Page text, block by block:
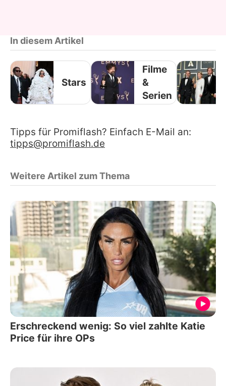
In diesem Artikel
Stars
Filme
&
Serien
Tipps für Promiflash? Einfach E-Mail an:
tipps@promiflash.de
Weitere Artikel zum Thema
Erschreckend wenig: So viel zahlte Katie
Price für ihre OPs